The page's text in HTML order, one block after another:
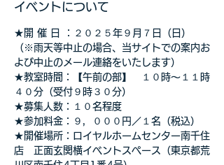
イベントについて
★開 催 日 ：２０２５年９月７日（日）
（※雨天等中止の場合、当サイトでの案内お
よび中止のメール連絡をいたします）
★教室時間：【午前の部】　１０時～１１時
４０分（受付９時３０分）
★募集人数：１０名程度
★参加料金：９，０００円／１名（税込）
★開催場所：ロイヤルホームセンター南千住
店　正面玄関横イベントスペース（東京都荒